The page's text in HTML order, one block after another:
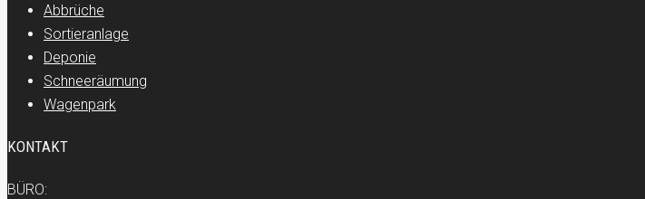
Abbrüche
Sortieranlage
Deponie
Schneeräumung
Wagenpark
KONTAKT
BÜRO: